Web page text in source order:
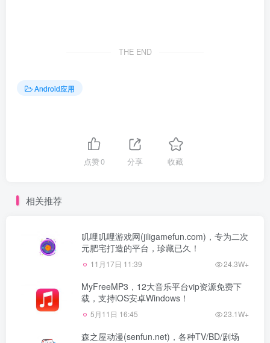
THE END
Android应用
点赞0 分享 收藏
相关推荐
叽哩叽哩游戏网(jiligamefun.com)，专为二次
元肥宅打造的平台，珍藏已久！
11月17日 11:39 24.3W+
MyFreeMP3，12大音乐平台vip资源免费下
载，支持iOS安卓Windows！
5月11日 16:45 23.1W+
森之屋动漫(senfun.net)，各种TV/BD/剧场